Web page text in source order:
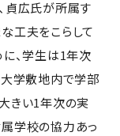
貞広氏が所属す
工夫をこらして
、学生は1年次
大学敷地内で学部
きい1年次の実
学校の協力あっ